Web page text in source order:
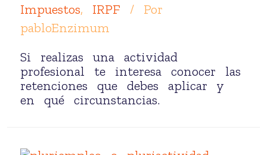
Impuestos, IRPF / Por
pabloEnzimum
Si realizas una actividad
profesional te interesa conocer las
retenciones que debes aplicar y
en qué circunstancias.